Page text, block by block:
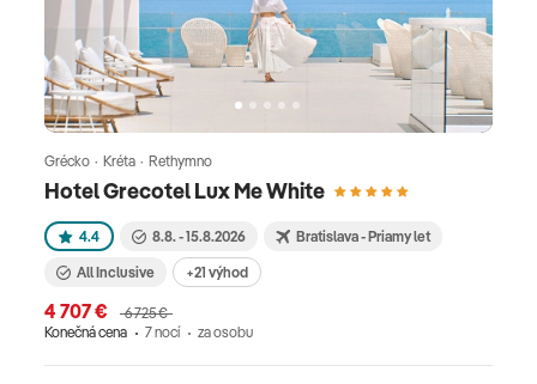
Hotel Grecotel Lux Me White
Grécko · Kréta · Rethymno
4.4 8.8. - 15.8.2026 Bratislava - Priamy let
All Inclusive +21 výhod
4 707 €
6 725 €
Konečná cena
7 nocí za osobu